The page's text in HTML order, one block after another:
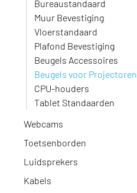
Bureaustandaard
Muur Bevestiging
Vloerstandaard
Plafond Bevestiging
Beugels Accessoires
Beugels voor Projectoren
CPU-houders
Tablet Standaarden
Webcams
Toetsenborden
Luidsprekers
Kabels